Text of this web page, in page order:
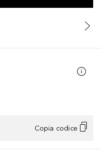
Copia codice